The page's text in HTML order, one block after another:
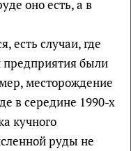
оно есть, а в
есть случаи, где
предприятия были
месторождение
в середине 1990-х
кучного
руды не